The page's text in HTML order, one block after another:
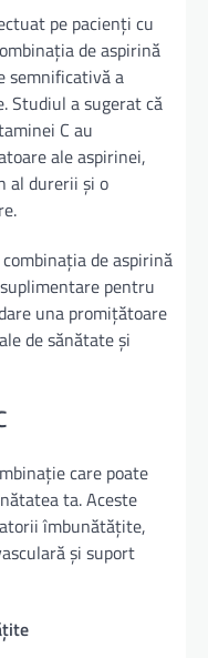
pe pacienți cu
de aspirină
semnificativă a
Studiul a sugerat că
C au
ale aspirinei,
al durerii și o
de aspirină
pentru
una promițătoare
de sănătate și
care poate
ta. Aceste
îmbunătățite,
și suport